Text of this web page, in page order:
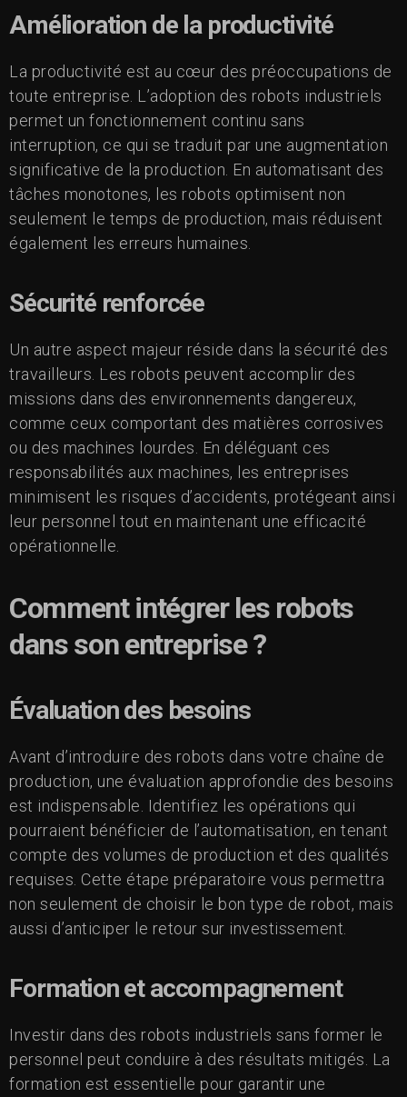
Amélioration de la productivité
La productivité est au cœur des préoccupations de
toute entreprise. L’adoption des robots industriels
permet un fonctionnement continu sans
interruption, ce qui se traduit par une augmentation
significative de la production. En automatisant des
tâches monotones, les robots optimisent non
seulement le temps de production, mais réduisent
également les erreurs humaines.
Sécurité renforcée
Un autre aspect majeur réside dans la sécurité des
travailleurs. Les robots peuvent accomplir des
missions dans des environnements dangereux,
comme ceux comportant des matières corrosives
ou des machines lourdes. En déléguant ces
responsabilités aux machines, les entreprises
minimisent les risques d’accidents, protégeant ainsi
leur personnel tout en maintenant une efficacité
opérationnelle.
Comment intégrer les robots
dans son entreprise ?
Évaluation des besoins
Avant d’introduire des robots dans votre chaîne de
production, une évaluation approfondie des besoins
est indispensable. Identifiez les opérations qui
pourraient bénéficier de l’automatisation, en tenant
compte des volumes de production et des qualités
requises. Cette étape préparatoire vous permettra
non seulement de choisir le bon type de robot, mais
aussi d’anticiper le retour sur investissement.
Formation et accompagnement
Investir dans des robots industriels sans former le
personnel peut conduire à des résultats mitigés. La
formation est essentielle pour garantir une